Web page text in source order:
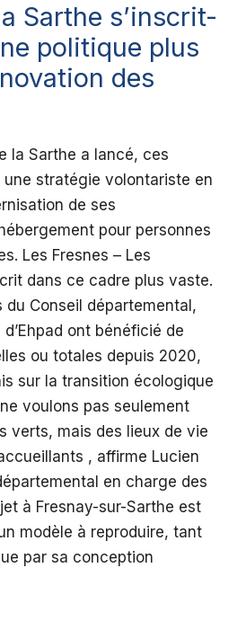
Sarthe s’inscrit-
politique plus
des
la Sarthe a lancé, ces
une stratégie volontariste en
de ses
pour personnes
Les Fresnes – Les
dans ce cadre plus vaste.
du Conseil départemental,
d’Ehpad ont bénéficié de
ou totales depuis 2020,
sur la transition écologique
voulons pas seulement
verts, mais des lieux de vie
, affirme Lucien
en charge des
à Fresnay-sur-Sarthe est
modèle à reproduire, tant
par sa conception